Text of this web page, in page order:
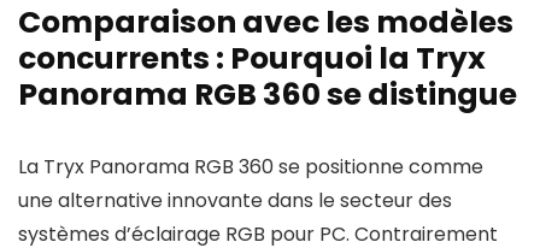
Comparaison avec les modèles
concurrents : Pourquoi la Tryx
Panorama RGB 360 se distingue
La Tryx Panorama RGB 360 se positionne comme
une alternative innovante dans le secteur des
systèmes d’éclairage RGB pour PC. Contrairement